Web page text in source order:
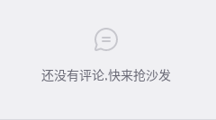
还没有评论,快来抢沙发